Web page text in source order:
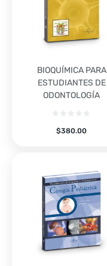
BIOQUÍMICA PARA
ESTUDIANTES DE
ODONTOLOGÍA
$380.00